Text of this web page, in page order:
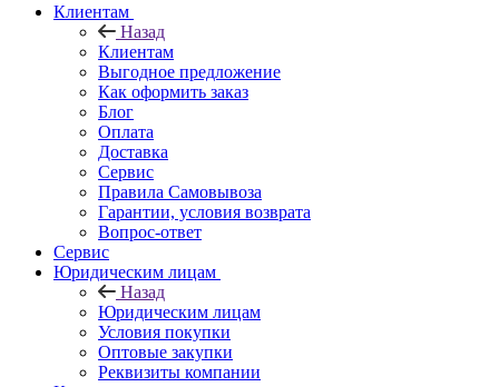
Клиентам
Назад
Клиентам
Выгодное предложение
Как оформить заказ
Блог
Оплата
Доставка
Сервис
Правила Самовывоза
Гарантии, условия возврата
Вопрос-ответ
Сервис
Юридическим лицам
Назад
Юридическим лицам
Условия покупки
Оптовые закупки
Реквизиты компании